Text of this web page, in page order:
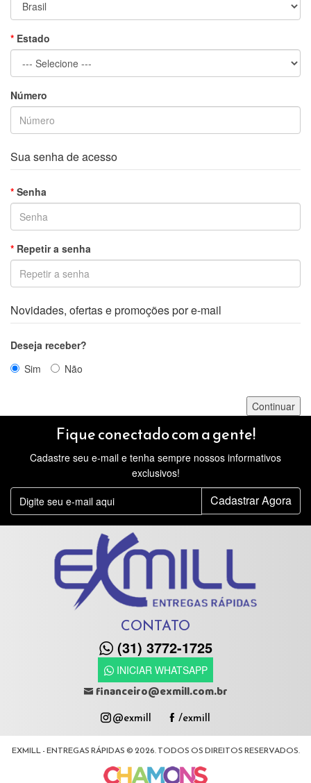
Estado
Número
Sua senha de acesso
Senha
Repetir a senha
Novidades, ofertas e promoções por e-mail
Deseja receber?
Sim
Não
Fique conectado com a gente!
Cadastre seu e-mail e tenha sempre nossos informativos
exclusivos!
Cadastrar Agora
CONTATO
(31) 3772-1725
INICIAR WHATSAPP
financeiro@exmill.com.br
@exmill /exmill
EXMILL - ENTREGAS RÁPIDAS © 2026. TODOS OS DIREITOS RESERVADOS.